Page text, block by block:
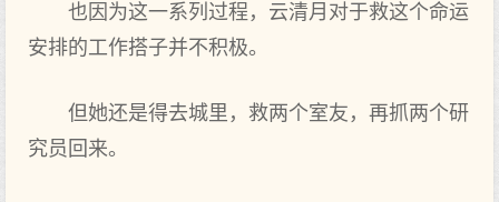
也因为这一系列过程，云清月对于救这个命运
安排的工作搭子并不积极。
但她还是得去城里，救两个室友，再抓两个研
究员回来。